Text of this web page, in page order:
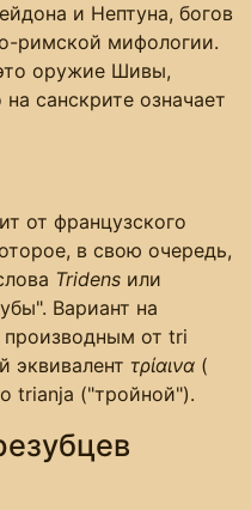
и Нептуна, богов
римской мифологии.
оружие Шивы,
на санскрите означает
от французского
в свою очередь,
Tridens или
Вариант на
производным от tri
эквивалент τρίαινα (
trianja ("тройной").